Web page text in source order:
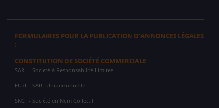
FORMULAIRES POUR LA PUBLICATION D'ANNONCES LÉGALES
:
CONSTITUTION DE SOCIÉTÉ COMMERCIALE
SARL - Société à Responsabilité Limitée
EURL - SARL Unipersonnelle
SNC - Société en Nom Collectif